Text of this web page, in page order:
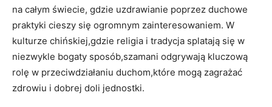
na całym świecie, gdzie‌ uzdrawianie poprzez duchowe ​
praktyki cieszy się ogromnym‍ zainteresowaniem.‌ W
kulturze chińskiej,gdzie religia i tradycja splatają się w
niezwykle ⁢bogaty ⁤sposób,szamani odgrywają kluczową
rolę w przeciwdziałaniu duchom,które mogą zagrażać
zdrowiu i dobrej doli jednostki.